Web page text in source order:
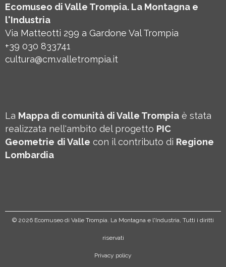
Ecomuseo di Valle Trompia. La Montagna e
l'Industria
Via Matteotti 299 a Gardone Val Trompia
+39 030 833741
cultura@cm.valletrompia.it
La Mappa di comunità di Valle Trompia è stata
realizzata nell'ambito del progetto PIC
Geometrie di Valle con il contributo di Regione
Lombardia
© 2026 Ecomuseo di Valle Trompia. La Montagna e l'Industria, Tutti i diritti
riservati
Privacy policy